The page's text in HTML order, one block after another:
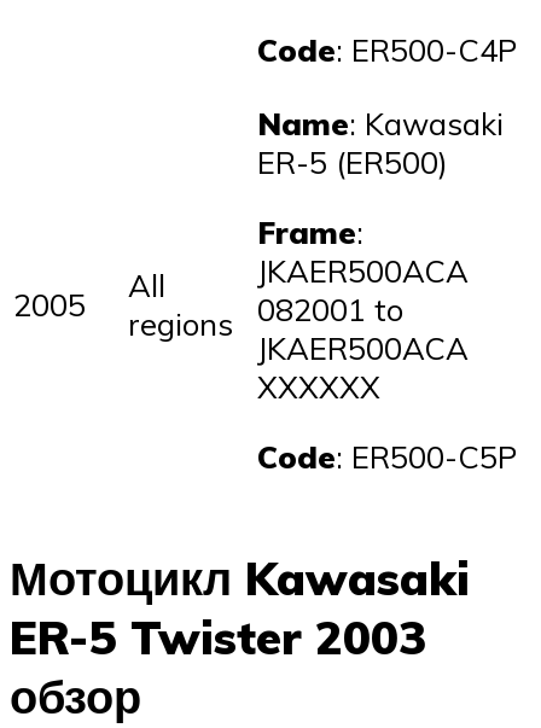
Code: ER500-C4P
2005
All
regions
Name: Kawasaki
ER-5 (ER500)
Frame:
JKAER500ACA
082001 to
JKAER500ACA
XXXXXX
Code: ER500-C5P
Мотоцикл Kawasaki
ER-5 Twister 2003
обзор